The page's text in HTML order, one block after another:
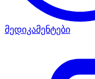
მედიკამენტები